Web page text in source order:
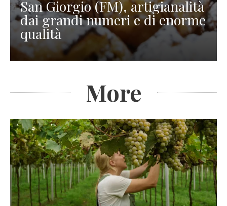
San Giorgio (FM), artigianalità
dai grandi numeri e di enorme
qualità
More